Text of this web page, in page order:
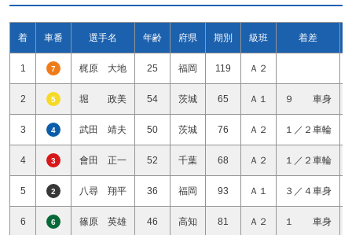
着 車番 選手名 年齢 府県 期別 級班 着差
1 7 梶原 大地 25 福岡 119 Ａ２
2 5 堀 政美 54 茨城 65 Ａ１ ９ 車身
3 4 武田 靖夫 50 茨城 76 Ａ２ １／２車輪
4 3 會田 正一 52 千葉 68 Ａ２ １／２車輪
5 2 八尋 翔平 36 福岡 93 Ａ１ ３／４車身
6 6 篠原 英雄 46 高知 81 Ａ２ １ 車身